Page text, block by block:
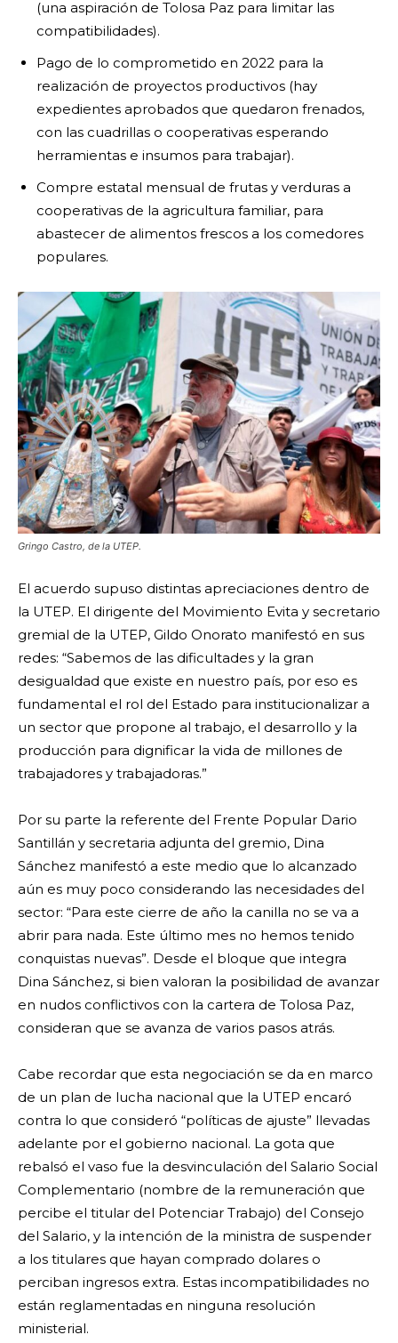
(una aspiración de Tolosa Paz para limitar las
compatibilidades).
Pago de lo comprometido en 2022 para la
realización de proyectos productivos (hay
expedientes aprobados que quedaron frenados,
con las cuadrillas o cooperativas esperando
herramientas e insumos para trabajar).
Compre estatal mensual de frutas y verduras a
cooperativas de la agricultura familiar, para
abastecer de alimentos frescos a los comedores
populares.
Gringo Castro, de la UTEP.
El acuerdo supuso distintas apreciaciones dentro de
la UTEP. El dirigente del Movimiento Evita y secretario
gremial de la UTEP, Gildo Onorato manifestó en sus
redes: “Sabemos de las dificultades y la gran
desigualdad que existe en nuestro país, por eso es
fundamental el rol del Estado para institucionalizar a
un sector que propone al trabajo, el desarrollo y la
producción para dignificar la vida de millones de
trabajadores y trabajadoras.”
Por su parte la referente del Frente Popular Dario
Santillán y secretaria adjunta del gremio, Dina
Sánchez manifestó a este medio que lo alcanzado
aún es muy poco considerando las necesidades del
sector: “Para este cierre de año la canilla no se va a
abrir para nada. Este último mes no hemos tenido
conquistas nuevas”. Desde el bloque que integra
Dina Sánchez, si bien valoran la posibilidad de avanzar
en nudos conflictivos con la cartera de Tolosa Paz,
consideran que se avanza de varios pasos atrás.
Cabe recordar que esta negociación se da en marco
de un plan de lucha nacional que la UTEP encaró
contra lo que consideró “políticas de ajuste” llevadas
adelante por el gobierno nacional. La gota que
rebalsó el vaso fue la desvinculación del Salario Social
Complementario (nombre de la remuneración que
percibe el titular del Potenciar Trabajo) del Consejo
del Salario, y la intención de la ministra de suspender
a los titulares que hayan comprado dolares o
perciban ingresos extra. Estas incompatibilidades no
están reglamentadas en ninguna resolución
ministerial.